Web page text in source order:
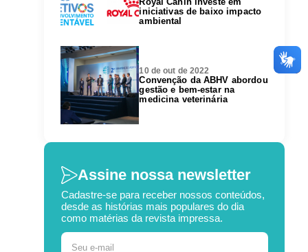
iniciativas de baixo impacto
ambiental
10 de out de 2022
Convenção da ABHV abordou
gestão e bem-estar na
medicina veterinária
Assine nossa newsletter
Cadastre-se para receber nossos conteúdos,
desde as histórias mais populares do dia
como matérias da revista impressa.